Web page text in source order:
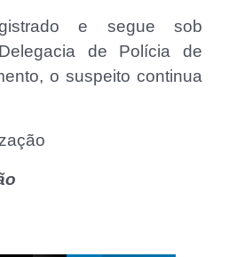
e segue sob
de Polícia de
o suspeito continua